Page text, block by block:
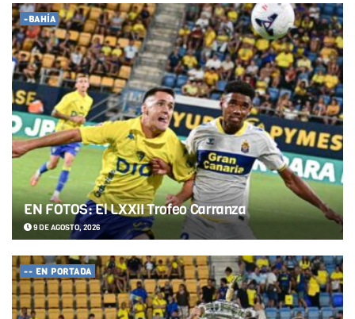
-BAHÍA
EN FOTOS: El LXXII Trofeo Carranza
9 DE AGOSTO, 2026
-- EN PORTADA